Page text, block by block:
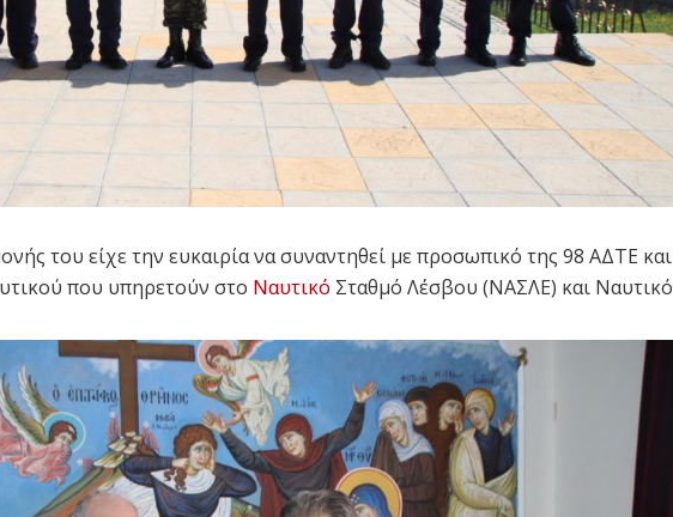
του είχε την ευκαιρία να συναντηθεί με προσωπικό της 98 ΑΔΤΕ και
που υπηρετούν στο Ναυτικό Σταθμό Λέσβου (ΝΑΣΛΕ) και Ναυτικό